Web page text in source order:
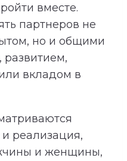
вместе.
партнеров не
но и общими
развитием,
вкладом в
реализация,
и женщины,